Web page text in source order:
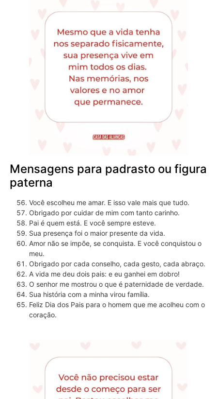
Mensagens para padrasto ou figura
paterna
Você escolheu me amar. E isso vale mais que tudo.
Obrigado por cuidar de mim com tanto carinho.
Pai é quem está. E você sempre esteve.
Sua presença foi o maior presente da vida.
Amor não se impõe, se conquista. E você conquistou o
meu.
Obrigado por cada conselho, cada gesto, cada abraço.
A vida me deu dois pais: e eu ganhei em dobro!
O senhor me mostrou o que é paternidade de verdade.
Sua história com a minha virou família.
Feliz Dia dos Pais para o homem que me acolheu com o
coração.